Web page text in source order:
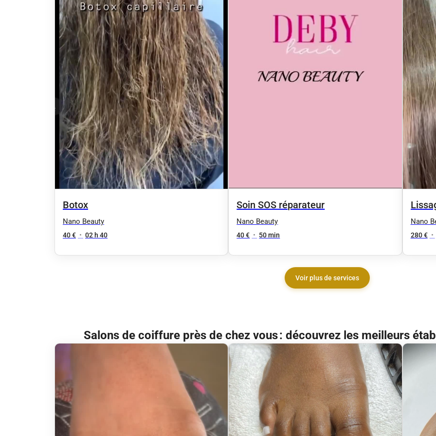
Botox
Nano Beauty
40 € • 02 h 40
Soin SOS réparateur
Nano Beauty
40 € • 50 min
Nano
280 € •
Voir plus de services
Salons de coiffure près de chez vous : découvrez les meilleurs